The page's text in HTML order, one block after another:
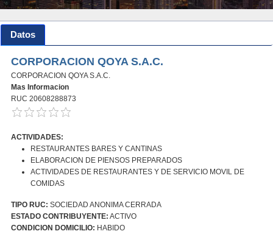
Datos
CORPORACION QOYA S.A.C.
CORPORACION QOYA S.A.C.
Mas Informacion
RUC 20608288873
ACTIVIDADES:
RESTAURANTES BARES Y CANTINAS
ELABORACION DE PIENSOS PREPARADOS
ACTIVIDADES DE RESTAURANTES Y DE SERVICIO MOVIL DE
COMIDAS
TIPO RUC: SOCIEDAD ANONIMA CERRADA
ESTADO CONTRIBUYENTE: ACTIVO
CONDICION DOMICILIO: HABIDO